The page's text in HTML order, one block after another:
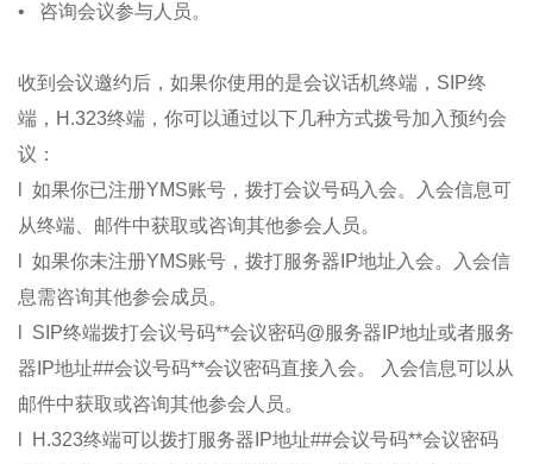
• 咨询会议参与人员。
收到会议邀约后，如果你使用的是会议话机终端，SIP终
端，H.323终端，你可以通过以下几种方式拨号加入预约会
议：
l 如果你已注册YMS账号，拨打会议号码入会。入会信息可
从终端、邮件中获取或咨询其他参会人员。
l 如果你未注册YMS账号，拨打服务器IP地址入会。入会信
息需咨询其他参会成员。
l SIP终端拨打会议号码**会议密码@服务器IP地址或者服务
器IP地址##会议号码**会议密码直接入会。 入会信息可以从
邮件中获取或咨询其他参会人员。
l H.323终端可以拨打服务器IP地址##会议号码**会议密码